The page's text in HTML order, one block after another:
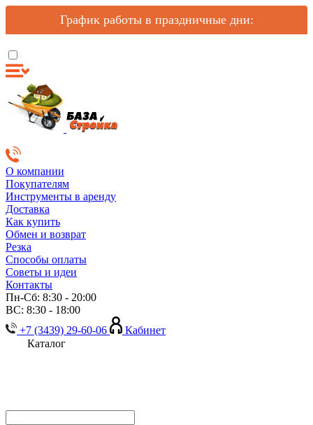
График работы в праздничные дни:
О компании
Покупателям
Инструменты в аренду
Доставка
Как купить
Обмен и возврат
Резка
Способы оплаты
Советы и идеи
Контакты
Пн-Сб: 8:30 - 20:00
ВС: 8:30 - 18:00
+7 (3439) 29-60-06
Кабинет
Каталог